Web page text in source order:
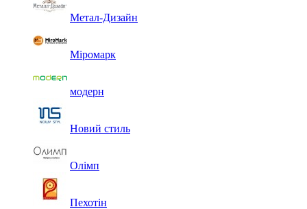
Метал-Дизайн
Міромарк
модерн
Новий стиль
Олімп
Пехотін